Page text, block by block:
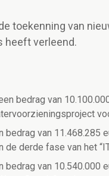
toekenning van
heeft verleend.
bedrag van
van 11.468.285
derde fase van het
van 10.540.000